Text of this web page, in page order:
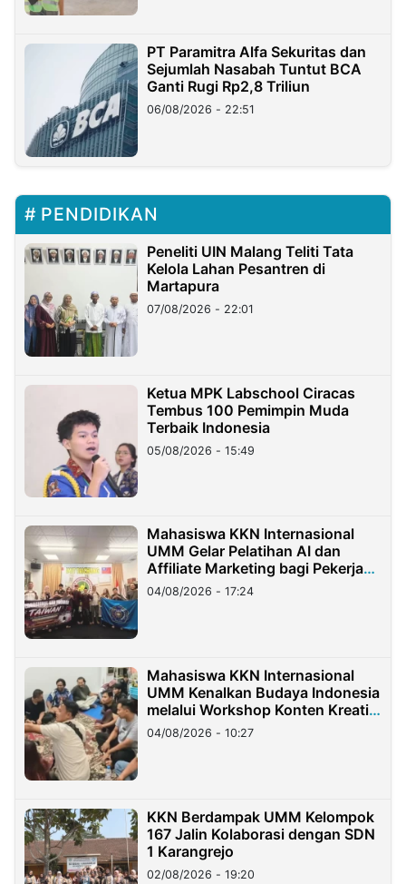
PT Paramitra Alfa Sekuritas dan
Sejumlah Nasabah Tuntut BCA
Ganti Rugi Rp2,8 Triliun
06/08/2026 - 22:51
PENDIDIKAN
Peneliti UIN Malang Teliti Tata
Kelola Lahan Pesantren di
Martapura
07/08/2026 - 22:01
Ketua MPK Labschool Ciracas
Tembus 100 Pemimpin Muda
Terbaik Indonesia
05/08/2026 - 15:49
Mahasiswa KKN Internasional
UMM Gelar Pelatihan AI dan
Affiliate Marketing bagi Pekerja
Migran Indonesia di Taiwan
04/08/2026 - 17:24
Mahasiswa KKN Internasional
UMM Kenalkan Budaya Indonesia
melalui Workshop Konten Kreatif
di Taiwan
04/08/2026 - 10:27
KKN Berdampak UMM Kelompok
167 Jalin Kolaborasi dengan SDN
1 Karangrejo
02/08/2026 - 19:20